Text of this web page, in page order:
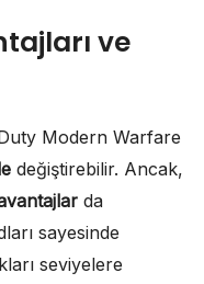
ve
Modern Warfare
değiştirebilir. Ancak,
da
sayesinde
seviyelere